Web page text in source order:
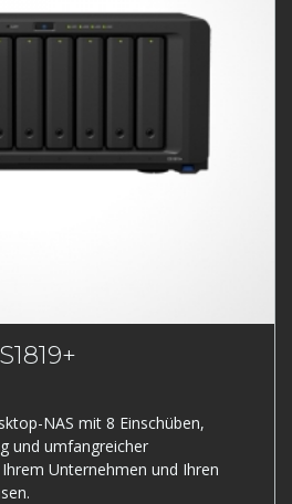
NAS mit 8 Einschüben,
und umfangreicher
Unternehmen und Ihren